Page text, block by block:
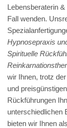
Lebensberaterin
Fall wenden.
Hypnosepraxis
Spirituelle
wir Ihnen, trotz
und
Rückführungen
unterschiedlichen
bieten wir Ihnen